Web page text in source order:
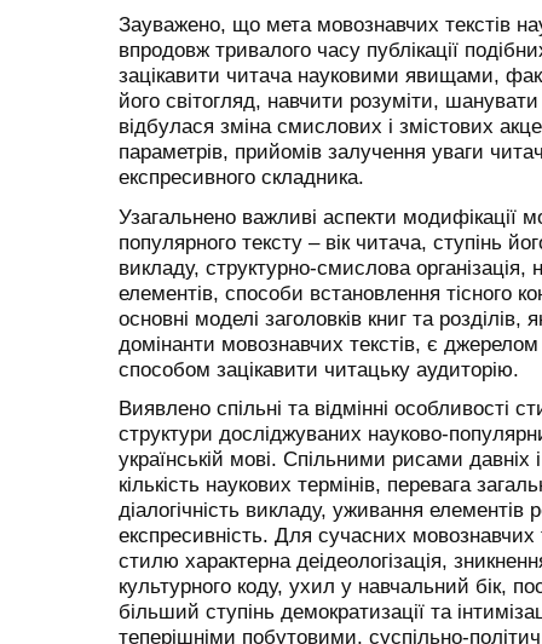
Зауважено, що мета мовознавчих текстів
впродовж тривалого часу публікації
зацікавити читача науковими явищами,
його світогляд, навчити розуміти,
відбулася зміна смислових і змістових
параметрів, прийомів залучення уваги
експресивного складника.
Узагальнено важливі аспекти модифікації
популярного тексту – вік читача, ступінь
викладу, структурно-смислова організація,
елементів, способи встановлення тісного
основні моделі заголовків книг та розділів,
домінанти мовознавчих текстів, є
способом зацікавити читацьку аудиторію.
Виявлено спільні та відмінні особливості
структури досліджуваних науково-
українській мові. Спільними рисами
кількість наукових термінів, перевага
діалогічність викладу, уживання
експресивність. Для сучасних мовознавчих
стилю характерна деідеологізація,
культурного коду, ухил у навчальний бік,
більший ступінь демократизації та
теперішніми побутовими, суспільно-